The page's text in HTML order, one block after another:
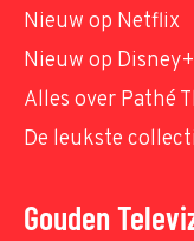
Nieuw op Netflix
Nieuw op Disney+
Alles over Pathé
De leukste
Gouden